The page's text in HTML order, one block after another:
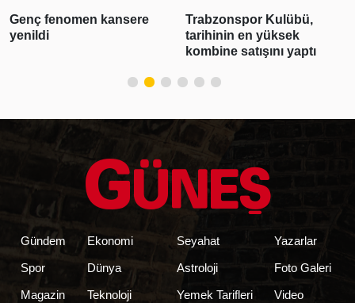
Trabzonspor Kulübü,
tarihinin en yüksek
3 ilde suç örgütü
operasyonu: 28 şüpheli
tutuklandı
Gündem
Spor
Magazin
Ekonomi
Dünya
Teknoloji
Seyahat
Astroloji
Yemek Tarifleri
Yazarlar
Foto Galeri
Video